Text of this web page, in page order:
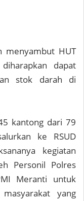
menyambut HUT
dapat
stok darah di
kantong dari 79
ke RSUD
kegiatan
Personil Polres
Meranti untuk
yang